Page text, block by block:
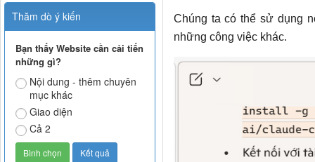
Chúng ta có thể sử dụng
những công việc khác.
Thăm dò ý kiến
Bạn thấy Website cần cải tiến
những gì?
Nội dung - thêm chuyên
mục khác
Giao diện
Cả 2